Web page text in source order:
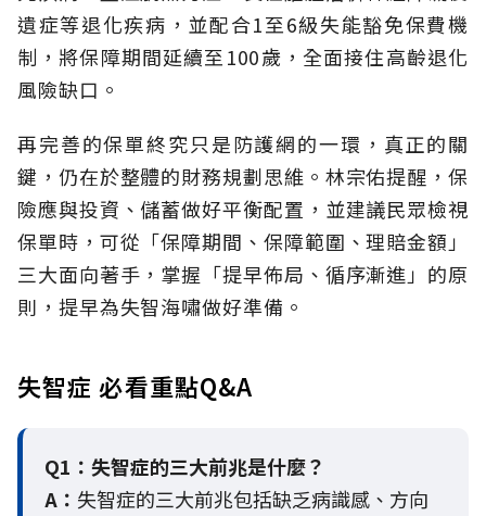
遺症等退化疾病，並配合1至6級失能豁免保費機
制，將保障期間延續至100歲，全面接住高齡退化
風險缺口。
再完善的保單終究只是防護網的一環，真正的關
鍵，仍在於整體的財務規劃思維。 林宗佑提醒，保
險應與投資、儲蓄做好平衡配置，並建議民眾檢視
保單時，可從「保障期間、保障範圍、理賠金額」
三大面向著手，掌握「提早佈局、循序漸進」的原
則，提早為失智海嘯做好準備。
失智症 必看重點Q&A
Q1：失智症的三大前兆是什麼？
A： 失智症的三大前兆包括缺乏病識感、方向